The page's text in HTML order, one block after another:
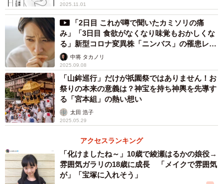
2025.11.01
「2日目 これが噂で聞いたカミソリの痛
み」「3日目 食欲がなくなり味覚もおかしくな
る」新型コロナ変異株「ニンバス」の罹患レポ
ートが話題
中将 タカノリ
2025.09.08
「山鉾巡行」だけが祇園祭ではありません！お
祭りの本来の意義は？神宝を持ち神輿を先導す
る「宮本組」の熱い想い
太田 浩子
2025.05.29
アクセスランキング
「化けましたね～」10歳で綾瀬はるかの娘役→
雰囲気ガラリの18歳に成長 「メイクで雰囲気
が」「宝塚に入れそう」